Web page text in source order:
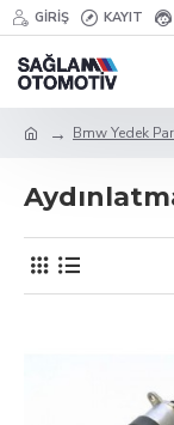
GIRIŞ KAYIT
Bmw Yedek